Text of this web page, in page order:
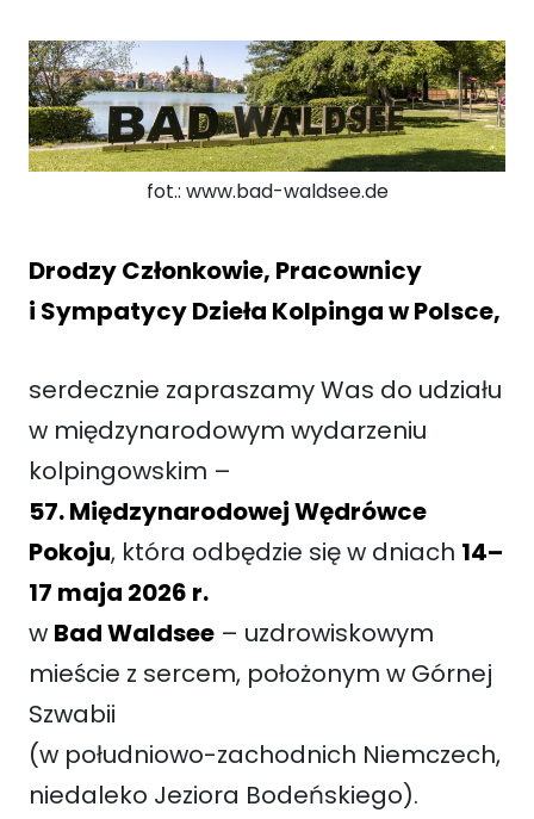
fot.: www.bad-waldsee.de
Drodzy Członkowie, Pracownicy
i Sympatycy Dzieła Kolpinga w Polsce,
serdecznie zapraszamy Was do udziału
w międzynarodowym wydarzeniu
kolpingowskim –
57. Międzynarodowej Wędrówce
Pokoju, która odbędzie się w dniach 14–
17 maja 2026 r.
w Bad Waldsee – uzdrowiskowym
mieście z sercem, położonym w Górnej
Szwabii
(w południowo-zachodnich Niemczech,
niedaleko Jeziora Bodeńskiego).